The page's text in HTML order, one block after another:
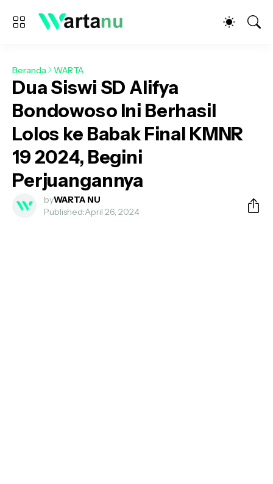
Beranda WARTA
Dua Siswi SD Alifya
Bondowoso Ini Berhasil
Lolos ke Babak Final KMNR
19 2024, Begini
Perjuangannya
byWARTA NU
Published:April 26, 2024